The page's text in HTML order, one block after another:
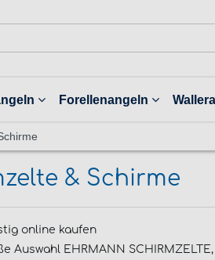
Forellenangeln
& Schirme
online kaufen
Auswahl EHRMANN